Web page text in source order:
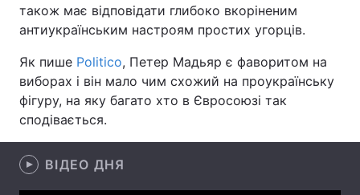
Відео з Youtube Статті
Архів Вакансії
Контакти
також має відповідати глибоко вкоріненим
антиукраїнським настроям простих угорців.
Як пише Politico, Петер Мадьяр є фаворитом на
виборах і він мало чим схожий на проукраїнську
фігуру, на яку багато хто в Євросоюзі так
сподівається.
ВІДЕО ДНЯ